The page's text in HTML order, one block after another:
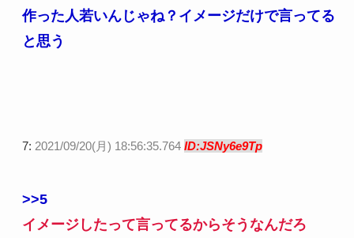
作った人若いんじゃね？イメージだけで言ってる
と思う
7: 2021/09/20(月) 18:56:35.764 ID:JSNy6e9Tp
>>5
イメージしたって言ってるからそうなんだろ